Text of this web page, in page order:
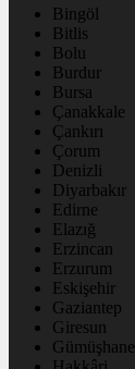
Bingöl
Bitlis
Bolu
Burdur
Bursa
Çanakkale
Çankırı
Çorum
Denizli
Diyarbakır
Edirne
Elazığ
Erzincan
Erzurum
Eskişehir
Gaziantep
Giresun
Gümüşhane